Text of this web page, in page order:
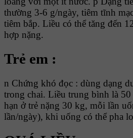
thường 3-6 g/ngày, tiêm tĩnh
tiêm bắp. Liều có thể tăng đến
hợp nặng.
Trẻ em :
n Chứng khó đọc : dùng dạng
trong chai. Liều trung bình là
hạn ở trẻ nặng 30 kg, mỗi lần
lần/ngày), khi uống có thể pha